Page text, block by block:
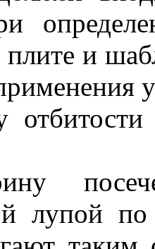
и
лупой